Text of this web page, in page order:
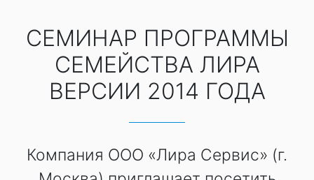
СЕМИНАР ПРОГРАММЫ
СЕМЕЙСТВА ЛИРА
ВЕРСИИ 2014 ГОДА
Компания ООО «Лира Сервис» (г.